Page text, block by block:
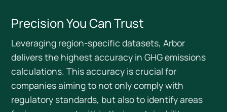
Precision You Can Trust
Leveraging region-specific datasets, Arbor
delivers the highest accuracy in GHG emissions
calculations. This accuracy is crucial for
companies aiming to not only comply with
regulatory standards, but also to identify areas